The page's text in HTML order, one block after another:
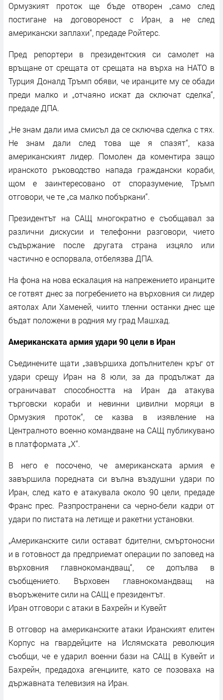
Ормузкият проток ще бъде отворен „само след
постигане на договореност с Иран, а не след
американски заплахи“, предаде Ройтерс.
Пред репортери в президентския си самолет на
връщане от срещата от срещата на върха на НАТО в
Турция Доналд Тръмп обяви, че иранците му се обади
преди малко и „отчаяно искат да сключат сделка“,
предаде ДПА.
„Не знам дали има смисъл да се сключва сделка с тях.
Не знам дали след това ще я спазят“, каза
американският лидер. Помолен да коментира защо
иранското ръководство напада граждански кораби,
щом е заинтересовано от споразумение, Тръмп
отговори, че те „са малко побъркани“.
Президентът на САЩ многократно е съобщавал за
различни дискусии и телефонни разговори, чието
съдържание после другата страна изцяло или
частично е оспорвала, отбелязва ДПА.
На фона на нова ескалация на напрежението иранците
се готвят днес за погребението на върховния си лидер
аятолах Али Хаменей, чиито тленни останки днес ще
бъдат положени в родния му град Машхад.
Американската армия удари 90 цели в Иран
Съединените щати „завършиха допълнителен кръг от
удари срещу Иран на 8 юли, за да продължат да
ограничават способността на Иран да атакува
търговски кораби и невинни цивилни моряци в
Ормузкия проток“, се казва в изявление на
Централното военно командване на САЩ публикувано
в платформата „X“.
В него е посочено, че американската армия е
завършила поредната си вълна въздушни удари по
Иран, след като е атакувала около 90 цели, предаде
Франс прес. Разпространени са черно-бели кадри от
удари по пистата на летище и ракетни установки.
„Американските сили остават бдителни, смъртоносни
и в готовност да предприемат операции по заповед на
върховния главнокомандващ“, се допълва в
съобщението. Върховен главнокомандващ на
въоръжените сили на САЩ е президентът.
Иран отговори с атаки в Бахрейн и Кувейт
В отговор на американските атаки Иранският елитен
Корпус на гвардейците на Ислямската революция
съобщи, че е ударил военни бази на САЩ в Кувейт и
Бахрейн, предадоха агенциите, като се позоваха на
държавната телевизия на Иран.